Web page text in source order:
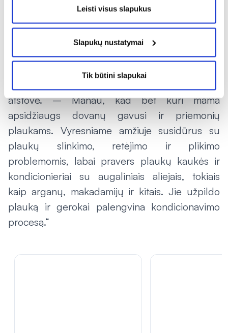
Leisti visus slapukus
Slapukų nustatymai
Tik būtini slapukai
„Šiems tikslams pasiekti rekomenduoju veido
kremus ir serumus su įvairiais aliejais,
ekstraktais, kolagenu, ir hialurono rūgštimi.
Taip bus užtikrintas optimalus odos drėkinimas
atstovė. – Manau, kad bet kuri mama
apsidžiaugs dovanų gavusi ir priemonių
plaukams. Vyresniame amžiuje susidūrus su
plaukų slinkimo, retėjimo ir plikimo
problemomis, labai pravers plaukų kaukės ir
kondicionieriai su augaliniais aliejais, tokiais
kaip arganų, makadamijų ir kitais. Jie užpildo
plauką ir gerokai palengvina kondicionavimo
procesą.“